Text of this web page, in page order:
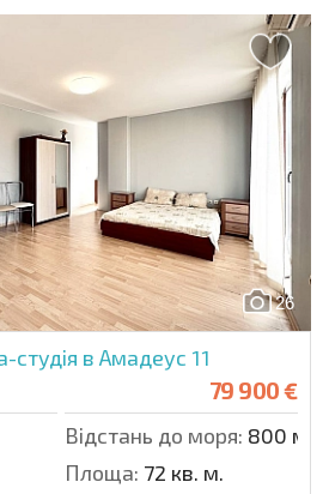
26
студія в Амадеус 11
79 900 €
Відстань до моря: 800 м.
Площа: 72 кв. м.